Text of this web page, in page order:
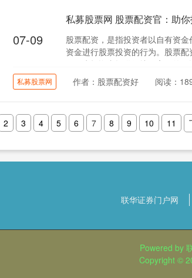
07-09
私募股票网 股票配资官：助
股票配资，是指投资者以自有资
资金进行股票投资的行为。股票
网，为投资者提供便捷、高效的配
私募股票网 作者：股票配资好 阅读：
2 3 4 5 6 7 8 9 10 11
联华证券门户网
Powered by
Copyright ©